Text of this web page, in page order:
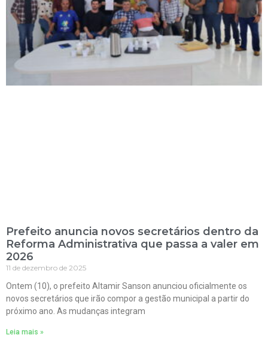
Prefeito anuncia novos secretários dentro da
Reforma Administrativa que passa a valer em
2026
11 de dezembro de 2025
Ontem (10), o prefeito Altamir Sanson anunciou oficialmente os
novos secretários que irão compor a gestão municipal a partir do
próximo ano. As mudanças integram
Leia mais »